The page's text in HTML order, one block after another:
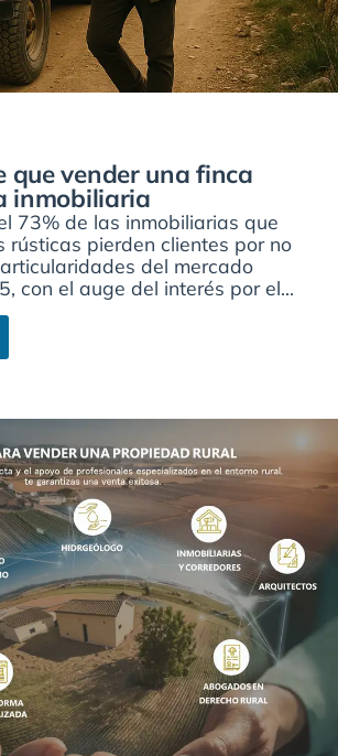
que vender una finca
inmobiliaria
73% de las inmobiliarias que
rústicas pierden clientes por no
del mercado
con el auge del interés por el...